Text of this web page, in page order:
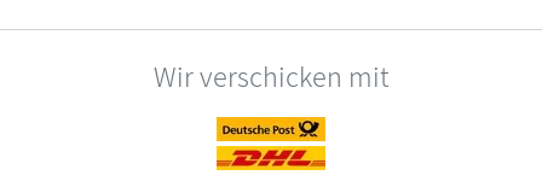
Wir verschicken mit